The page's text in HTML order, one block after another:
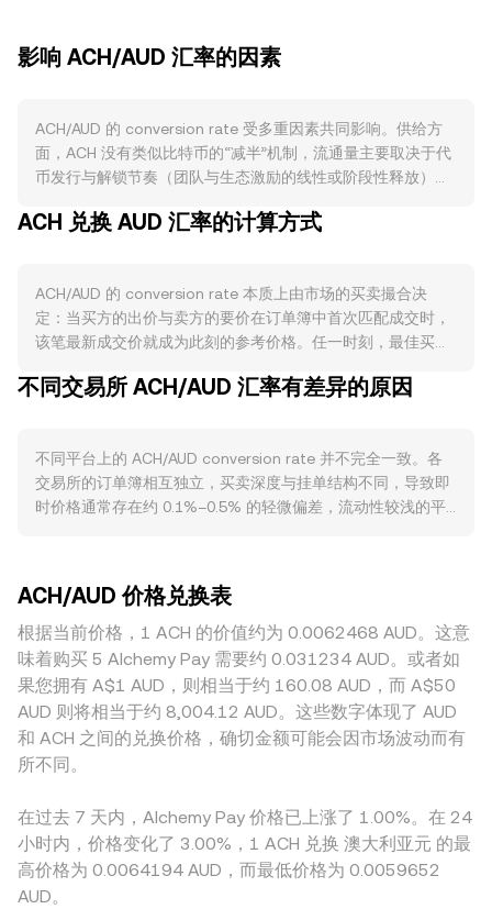
影响 ACH/AUD 汇率的因素
ACH/AUD 的 conversion rate 受多重因素共同影响。供给方
面，ACH 没有类似比特币的“减半”机制，流通量主要取决于代
币发行与解锁节奏（团队与生态激励的线性或阶段性释放）、
进行质押以获取网络内的权限或费率优惠，这类锁仓行为在阶
合进度、与支付渠道和钱包的合作落地、跨境支付场景的交易
量增长，都会提升对 ACH 用于费用折抵、激励与生态参与的
需求。宏观层面，ACH 通常与比特币走势存在较高相关性，若
强弱也会改变以澳元计价的相对水平，澳洲本地风险偏好与利
进展相关的政策变动，可能影响 Alchemy Pay 的业务拓展预
期与生态活跃度，从而间接作用于 ACH 的需求与流动性。技
术与市场微观结构方面，若 ACH 存在永续合约，资金费率的
所的大额地址资金流向（所谓“鲸鱼”迁移）、现货与合约基
差、以及做市商库存调整，都会在短期内影响 ACH/AUD 的
conversion rate。
ACH 兑换 AUD 汇率的计算方式
ACH/AUD 的 conversion rate 本质上由市场的买卖撮合决
定：当买方的出价与卖方的要价在订单簿中首次匹配成交时，
该笔最新成交价就成为此刻的参考价格。任一时刻，最佳买价
作即时参考。跨多个平台时，数据聚合商常以成交量加权平均
的价格权重更高。在具体换算上，若以 ACH 计价，则 AUD 数
值 = ACH 数量 × conversion rate；反之，ACH 数量 = AUD 数
值 / conversion rate。除了订单簿撮合外，ACH 在去中心化
资产对本资产的数量比（price ≈ y/x）。当有大额买卖进入池
子时，池内资产比例变化会直接推动链上价格，并通过套利与
跨市场交易逐步传导到 ACH/AUD 的 conversion rate。
不同交易所 ACH/AUD 汇率有差异的原因
不同平台上的 ACH/AUD conversion rate 并不完全一致。各
交易所的订单簿相互独立，买卖深度与挂单结构不同，导致即
时价格通常存在约 0.1%–0.5% 的轻微偏差，流动性较浅的平
外，与 ACH 业务高度相关的法币出入金场景在不同地区的合
规与通道成本存在差异，澳大利亚本地的合规要求或支付通道
费率变化，可能在特定平台上形成地域性“溢价/折价”。跨平台
套利会在价差扩大时入场，通过买低卖高收敛价格，但受限于
提现与充值速度、链上确认时间、手续费与风控限额，套利并
非瞬时完成，因此不同交易所之间的 conversion rate 仍会在
短时间内保持差异。
ACH/AUD 价格兑换表
根据当前价格，1 ACH 的价值约为 0.0062468 AUD。这意
味着购买 5 Alchemy Pay 需要约 0.031234 AUD。或者如
果您拥有 A$1 AUD，则相当于约 160.08 AUD，而 A$50
AUD 则将相当于约 8,004.12 AUD。这些数字体现了 AUD
和 ACH 之间的兑换价格，确切金额可能会因市场波动而有
所不同。
在过去 7 天内，Alchemy Pay 价格已上涨了 1.00%。在 24
小时内，价格变化了 3.00%，1 ACH 兑换 澳大利亚元 的最
高价格为 0.0064194 AUD，而最低价格为 0.0059652
AUD。